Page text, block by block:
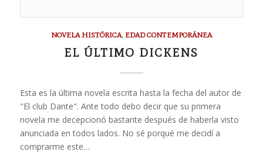
NOVELA HISTÓRICA, EDAD CONTEMPORÁNEA
EL ÚLTIMO DICKENS
Esta es la última novela escrita hasta la fecha del autor de
"El club Dante". Ante todo debo decir que su primera
novela me decepcionó bastante después de haberla visto
anunciada en todos lados. No sé porqué me decidí a
comprarme este…